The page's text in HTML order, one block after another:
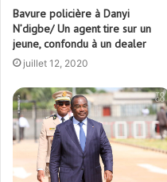
Bavure policière à Danyi
N’digbe/ Un agent tire sur un
jeune, confondu à un dealer
juillet 12, 2020